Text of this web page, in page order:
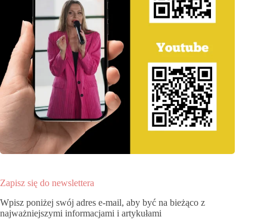
Zapisz się do newslettera
Wpisz poniżej swój adres e-mail, aby być na bieżąco z
najważniejszymi informacjami i artykułami